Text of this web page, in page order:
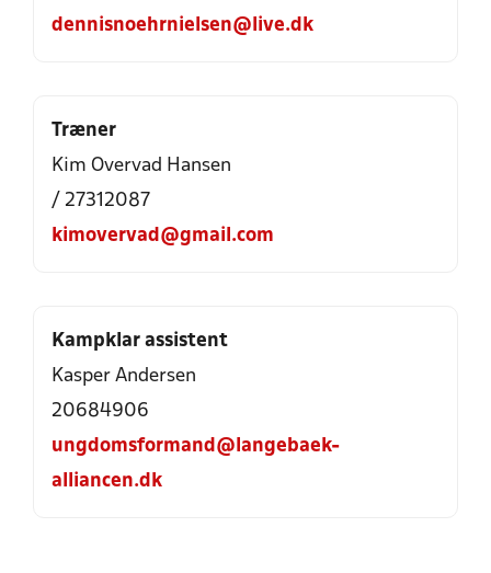
dennisnoehrnielsen@live.dk
Træner
Kim Overvad Hansen
/ 27312087
kimovervad@gmail.com
Kampklar assistent
Kasper Andersen
20684906
ungdomsformand@langebaek-
alliancen.dk